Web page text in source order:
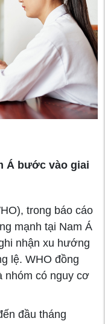
Á bước vào giai
trong báo cáo
mạnh tại Nam Á
nhận xu hướng
lệ. WHO đồng
nhóm có nguy cơ
đầu tháng